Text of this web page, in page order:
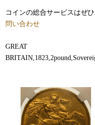
コインの総合サービスはぜ
問い合わせ
GREAT